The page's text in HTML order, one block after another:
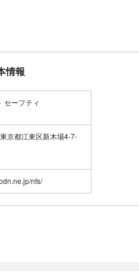
情報
セーフティ
京都江東区新木場4-7-
nfs/